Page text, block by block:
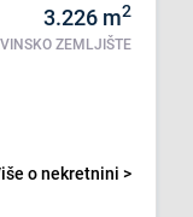
3.226 m2
ZEMLJIŠTE
o nekretnini >